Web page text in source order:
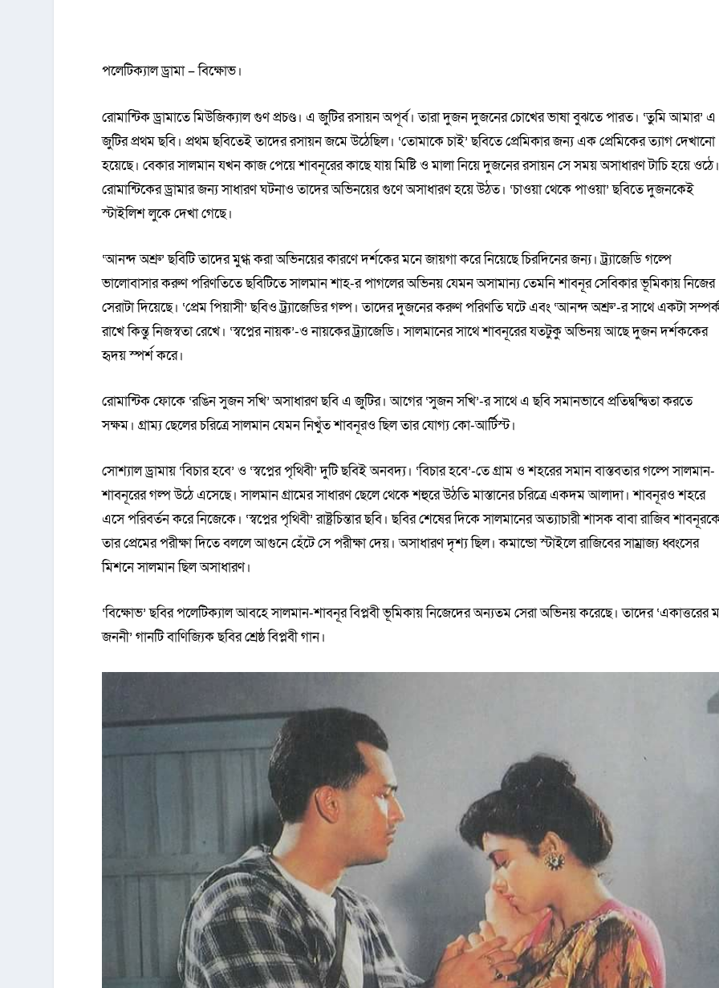
পলেটিক্যাল ড্রামা – বিক্ষোভ।
রোমান্টিক ড্রামাতে মিউজিক্যাল গুণ প্রচণ্ড। এ জুটির রসায়ন অপূর্ব। তারা দুজন দুজনের চোখের ভাষা বুঝতে পারত। ‘তুমি আমার’ এ
জুটির প্রথম ছবি। প্রথম ছবিতেই তাদের রসায়ন জমে উঠেছিল। ‘তোমাকে চাই’ ছবিতে প্রেমিকার জন্য এক প্রেমিকের ত্যাগ দেখানো
হয়েছে। বেকার সালমান যখন কাজ পেয়ে শাবনূরের কাছে যায় মিষ্টি ও মালা নিয়ে দুজনের রসায়ন সে সময় অসাধারণ টাচি হয়ে
রোমান্টিকের ড্রামার জন্য সাধারণ ঘটনাও তাদের অভিনয়ের গুণে অসাধারণ হয়ে উঠত। ‘চাওয়া থেকে পাওয়া’ ছবিতে দুজনকেই
স্টাইলিশ লুকে দেখা গেছে।
‘আনন্দ অশ্রু’ ছবিটি তাদের মুগ্ধ করা অভিনয়ের কারণে দর্শকের মনে জায়গা করে নিয়েছে চিরদিনের জন্য। ট্র্যাজেডি গল্পে
ভালোবাসার করুণ পরিণতিতে ছবিটিতে সালমান শাহ-র পাগলের অভিনয় যেমন অসামান্য তেমনি শাবনূর সেবিকার ভূমিকায় নিজের
সেরাটা দিয়েছে। ‘প্রেম পিয়াসী’ ছবিও ট্র্যাজেডির গল্প। তাদের দুজনের করুণ পরিণতি ঘটে এবং ‘আনন্দ অশ্রু’-র সাথে একটা
রাখে কিন্তু নিজস্বতা রেখে। ‘স্বপ্নের নায়ক’-ও নায়কের ট্র্যাজেডি। সালমানের সাথে শাবনূরের যতটুকু অভিনয় আছে দুজন দর্শককের
হৃদয় স্পর্শ করে।
রোমান্টিক ফোকে ‘রঙিন সুজন সখি’ অসাধারণ ছবি এ জুটির। আগের ‘সুজন সখি’-র সাথে এ ছবি সমানভাবে প্রতিদ্বন্দ্বিতা করতে
সক্ষম। গ্রাম্য ছেলের চরিত্রে সালমান যেমন নিখুঁত শাবনূরও ছিল তার যোগ্য কো-আর্টিস্ট।
সোশ্যাল ড্রামায় ‘বিচার হবে’ ও ‘স্বপ্নের পৃথিবী’ দুটি ছবিই অনবদ্য। ‘বিচার হবে’-তে গ্রাম ও শহরের সমান বাস্তবতার গল্পে সালমান-
শাবনূরের গল্প উঠে এসেছে। সালমান গ্রামের সাধারণ ছেলে থেকে শহুরে উঠতি মাস্তানের চরিত্রে একদম আলাদা। শাবনূরও শহরে
এসে পরিবর্তন করে নিজেকে। ‘স্বপ্নের পৃথিবী’ রাষ্ট্রচিন্তার ছবি। ছবির শেষের দিকে সালমানের অত্যাচারী শাসক বাবা রাজিব
তার প্রেমের পরীক্ষা দিতে বললে আগুনে হেঁটে সে পরীক্ষা দেয়। অসাধারণ দৃশ্য ছিল। কমান্ডো স্টাইলে রাজিবের সাম্রাজ্য ধ্বংসের
মিশনে সালমান ছিল অসাধারণ।
‘বিক্ষোভ’ ছবির পলেটিক্যাল আবহে সালমান-শাবনূর বিপ্লবী ভূমিকায় নিজেদের অন্যতম সেরা অভিনয় করেছে। তাদের ‘একাত্তরের
জননী’ গানটি বাণিজ্যিক ছবির শ্রেষ্ঠ বিপ্লবী গান।